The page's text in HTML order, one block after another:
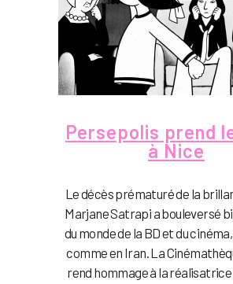
Persepolis prend
à Nice
Le décès prématuré de la
Marjane Satrapi a bouleversé
du monde de la BD et du
comme en Iran. La
rend hommage à la